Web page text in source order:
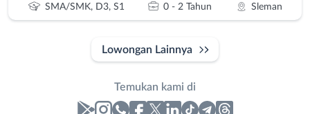
SMA/SMK, D3, S1 0 - 2 Tahun Sleman
Lowongan Lainnya
Temukan kami di